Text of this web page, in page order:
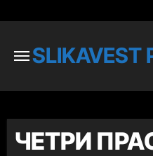
SLIKAVEST
ЧЕТРИ